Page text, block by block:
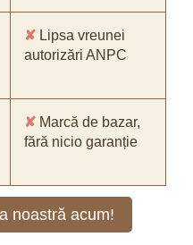
✘ Lipsa vreunei
autorizări ANPC
✘ Marcă de bazar,
fără nicio garanție
noastră acum!